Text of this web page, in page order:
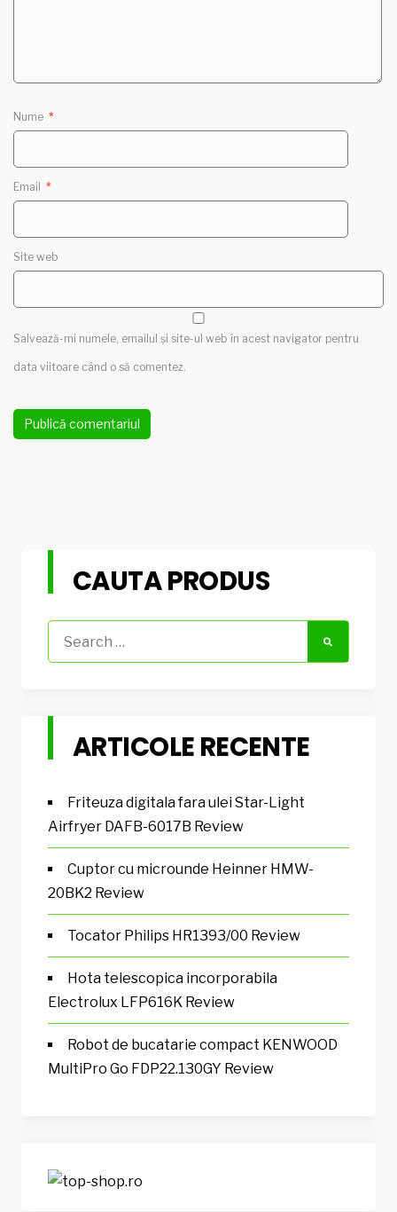
Nume *
Email *
Site web
Salvează-mi numele, emailul și site-ul web în acest navigator pentru
data viitoare când o să comentez.
CAUTA PRODUS
for:
ARTICOLE RECENTE
Friteuza digitala fara ulei Star-Light
Airfryer DAFB-6017B Review
Cuptor cu microunde Heinner HMW-
20BK2 Review
Tocator Philips HR1393/00 Review
Hota telescopica incorporabila
Electrolux LFP616K Review
Robot de bucatarie compact KENWOOD
MultiPro Go FDP22.130GY Review